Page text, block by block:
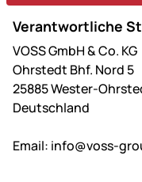
Verantwortliche
VOSS GmbH & Co. KG
Ohrstedt Bhf. Nord 5
25885 Wester-
Deutschland
Email: info@voss-